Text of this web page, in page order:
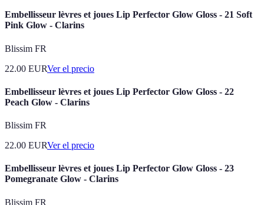
Embellisseur lèvres et joues Lip Perfector Glow Gloss - 21 Soft
Pink Glow - Clarins
Blissim FR
22.00 EURVer el precio
Embellisseur lèvres et joues Lip Perfector Glow Gloss - 22
Peach Glow - Clarins
Blissim FR
22.00 EURVer el precio
Embellisseur lèvres et joues Lip Perfector Glow Gloss - 23
Pomegranate Glow - Clarins
Blissim FR